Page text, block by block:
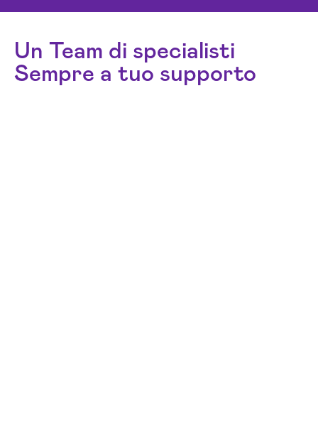
Un Team di specialisti
Sempre a tuo supporto